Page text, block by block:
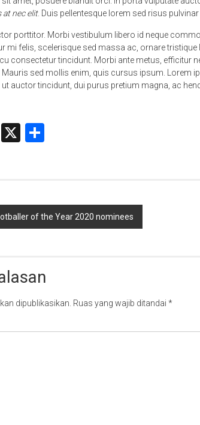
at nec elit. Duis pellentesque lorem sed risus
porttitor. Morbi vestibulum libero id neque
mi felis, scelerisque sed massa ac, ornare
consectetur tincidunt. Morbi ante metus, efficitur
Mauris sed mollis enim, quis cursus ipsum.
auctor tincidunt, dui purus pretium magna, ac
WhatsApp
X
of the Year 2020 nominees
dipublikasikan. Ruas yang wajib ditandai *